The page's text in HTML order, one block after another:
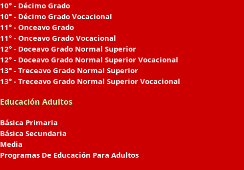
10° - Décimo Grado
10° - Décimo Grado Vocacional
11° - Onceavo Grado
11° - Onceavo Grado Vocacional
12° - Doceavo Grado Normal Superior
12° - Doceavo Grado Normal Superior Vocacional
13° - Treceavo Grado Normal Superior
13° - Treceavo Grado Normal Superior Vocacional
Educación Adultos
Básica Primaria
Básica Secundaria
Media
Programas De Educación Para Adultos